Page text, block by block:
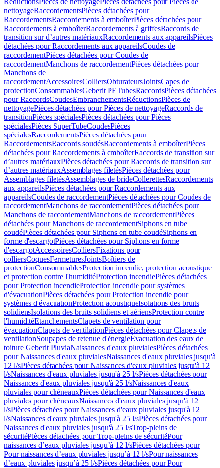
RéductionsPièces de nettoyagePièces détachées pour Pièces de
nettoyageRaccordementsPièces détachées pour
RaccordementsRaccordements à emboîterPièces détachées pour
Raccordements à emboîterRaccordements à griffesRaccords de
transition sur d’autres matériauxRaccordements aux appareilsPièces
détachées pour Raccordements aux appareilsCoudes de
raccordementPièces détachées pour Coudes de
raccordementManchons de raccordementPièces détachées pour
Manchons de
raccordementAccessoiresColliersObturateursJointsCapes de
protectionConsommablesGeberit PETubesRaccordsPièces détachées
pour RaccordsCoudesEmbranchementsRéductionsPièces de
nettoyagePièces détachées pour Pièces de nettoyageRaccords de
transitionPièces spécialesPièces détachées pour Pièces
spécialesPièces SuperTubeCoudesPièces
spécialesRaccordementsPièces détachées pour
RaccordementsRaccords soudésRaccordements à emboîterPièces
détachées pour Raccordements à emboîterRaccords de transition sur
d’autres matériauxPièces détachées pour Raccords de transition sur
d’autres matériauxAssemblages filetésPièces détachées pour
Assemblages filetésAssemblages de brideCollerettesRaccordements
aux appareilsPièces détachées pour Raccordements aux
appareilsCoudes de raccordementPièces détachées pour Coudes de
raccordementManchons de raccordementPièces détachées pour
Manchons de raccordementManchons de raccordementPièces
détachées pour Manchons de raccordementSiphons en tube
coudéPièces détachées pour Siphons en tube coudéSiphons en
forme d'escargotPièces détachées pour Siphons en forme
d'escargotAccessoiresColliersFixations pour
colliersCoquesFermeturesJointsBoîtiers de
protectionConsommablesProtection incendie, protection acoustique
et protection contre l'humiditéProtection incendiePièces détachées
pour Protection incendieProtection incendie pour systèmes
d'évacuationPièces détachées pour Protection incendie pour
systèmes d'évacuationProtection acoustiqueIsolations des bruits
solidiensIsolations des bruits solidiens et aériensProtection contre
l'humiditéEtanchementsClapets de ventilation pour
évacuationClapets de ventilationPièces détachées pour Clapets de
ventilationSoupapes de retenue d'énergieÉvacuation des eaux de
toiture Geberit PluviaNaissances d'eaux pluvialesPièces détachées
pour Naissances d'eaux pluvialesNaissances d'eaux pluviales jusqu'à
12 l/sPièces détachées pour Naissances d'eaux pluviales jusqu'à 12
l/sNaissances d'eaux pluviales jusqu'à 25 l/sPièces détachées pour
Naissances d'eaux pluviales jusqu'à 25 l/sNaissances d'eaux
pluviales pour chéneauxPièces détachées pour Naissances d'eaux
pluviales pour chéneauxNaissances d'eaux pluviales jusqu'à 12
l/sPièces détachées pour Naissances d'eaux pluviales jusqu'à 12
l/sNaissances d'eaux pluviales jusqu'à 25 l/sPièces détachées pour
Naissances d'eaux pluviales jusqu'à 25 l/sTrop-pleins de
sécuritéPièces détachées pour Trop-pleins de sécuritéPour
naissances d’eaux pluviales jusqu’à 12 l/sPièces détachées pour
Pour naissances d’eaux pluviales jusqu’à 12 l/sPour naissances
d’eaux pluviales jusqu’à 25 l/sPièces détachées pour Pour